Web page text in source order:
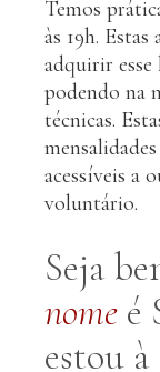
Temos
às 19h.
adquirir
podendo na
técnicas.
acessíveis a
voluntário.
Seja
nome é
estou